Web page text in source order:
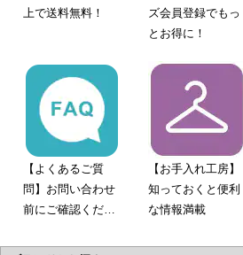
上で送料無料！
ズ会員登録でもっ
とお得に！
【よくあるご質
問】お問い合わせ
前にご確認くださ
【お手入れ工房】
知っておくと便利
な情報満載